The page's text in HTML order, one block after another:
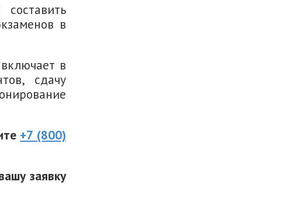
в
в
сдачу
+7 (800)
заявку